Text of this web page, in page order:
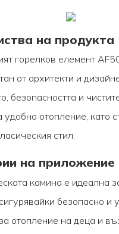
на продукта
горелков елемент
от архитекти и
безопасността и
удобно отопление, като
стил.
на приложение
камина е идеална
безопасно и
отопление на деца и